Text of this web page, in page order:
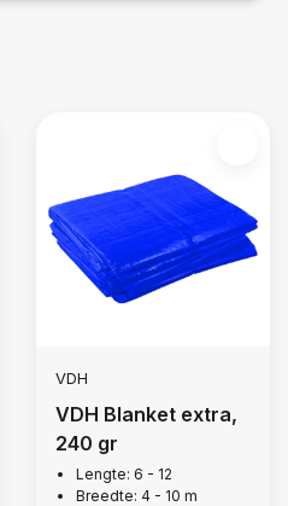
VDH
VDH Blanket extra,
240 gr
Lengte: 6 - 12
Breedte: 4 - 10 m